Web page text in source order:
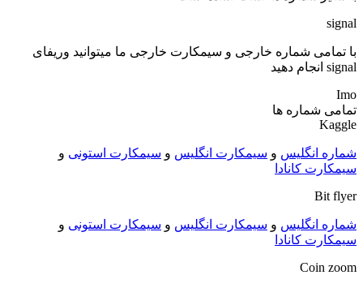
signal
با تمامی شماره خارجی و سیمکارت خارجی ما میتوانید وریفای
signal انجام دهید
Imo
تمامی شماره ها
Kaggle
شماره انگلیس و سیمکارت انگلیس و سیمکارت استونی و
سیمکارت کانادا
Bit flyer
شماره انگلیس و سیمکارت انگلیس و سیمکارت استونی و
سیمکارت کانادا
Coin zoom